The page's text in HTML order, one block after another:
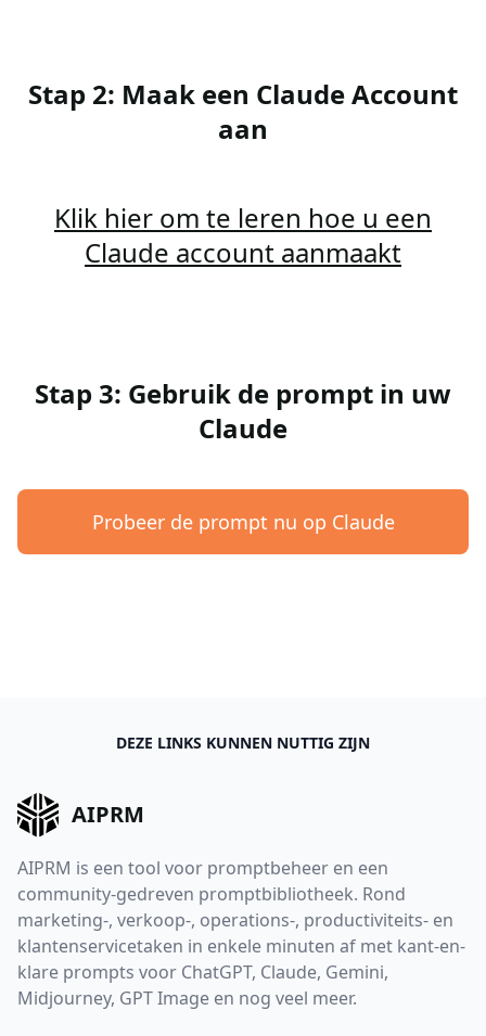
Stap 2: Maak een Claude Account
aan
Klik hier om te leren hoe u een
Claude account aanmaakt
Stap 3: Gebruik de prompt in uw
Claude
Probeer de prompt nu op Claude
DEZE LINKS KUNNEN NUTTIG ZIJN
AIPRM
AIPRM is een tool voor promptbeheer en een
community-gedreven promptbibliotheek. Rond
marketing-, verkoop-, operations-, productiviteits- en
klantenservicetaken in enkele minuten af met kant-en-
klare prompts voor ChatGPT, Claude, Gemini,
Midjourney, GPT Image en nog veel meer.